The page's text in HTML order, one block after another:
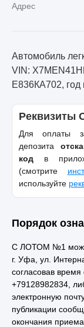
Адрес
Автомобиль
VIN:
Е836КА702, год
Реквизиты
Для оплаты
депозита
код в
(смотрите
используйте
Порядок
С ЛОТОМ №1
г. Уфа, ул.
согласовав
+79128982834,
электронную
публикации
окончания